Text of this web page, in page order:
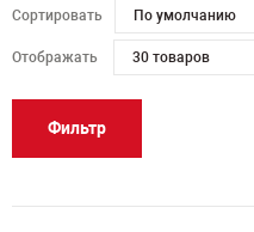
Сортировать По умолчанию
Отображать 30 товаров
Фильтр